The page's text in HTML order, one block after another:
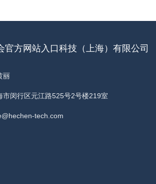
官方网站入口科技（上海）有限公司
丽
市闵行区元江路525号2号楼219室
tech.com